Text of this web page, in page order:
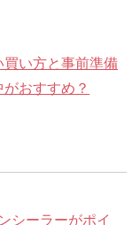
い方と事前準備
おすすめ？
シーラーがポイ